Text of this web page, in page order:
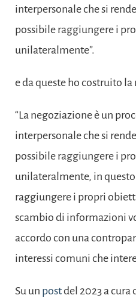
interpersonale che si
possibile raggiungere i
unilateralmente”.
e da queste ho costruito
“La negoziazione è un
interpersonale che si
possibile raggiungere i
unilateralmente, in
raggiungere i propri
scambio di informazioni
accordo con una
interessi comuni che
Su un postdel 2023 a cura